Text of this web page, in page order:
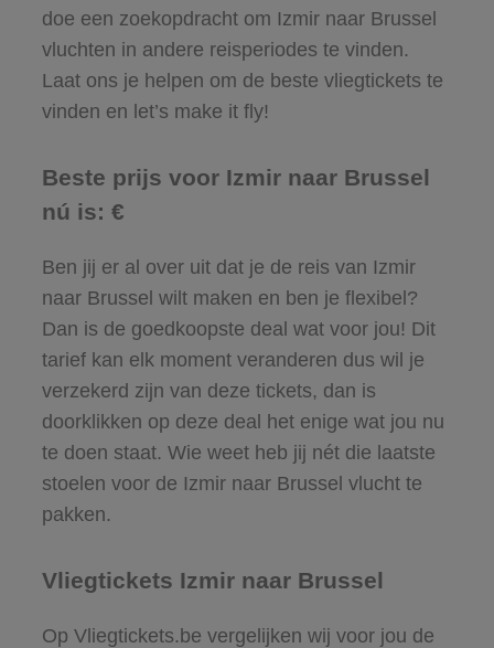
doe een zoekopdracht om Izmir naar Brussel
vluchten in andere reisperiodes te vinden.
Laat ons je helpen om de beste vliegtickets te
vinden en let’s make it fly!
Beste prijs voor Izmir naar Brussel
nú is: €
Ben jij er al over uit dat je de reis van Izmir
naar Brussel wilt maken en ben je flexibel?
Dan is de goedkoopste deal wat voor jou! Dit
tarief kan elk moment veranderen dus wil je
verzekerd zijn van deze tickets, dan is
doorklikken op deze deal het enige wat jou nu
te doen staat. Wie weet heb jij nét die laatste
stoelen voor de Izmir naar Brussel vlucht te
pakken.
Vliegtickets Izmir naar Brussel
Op Vliegtickets.be vergelijken wij voor jou de